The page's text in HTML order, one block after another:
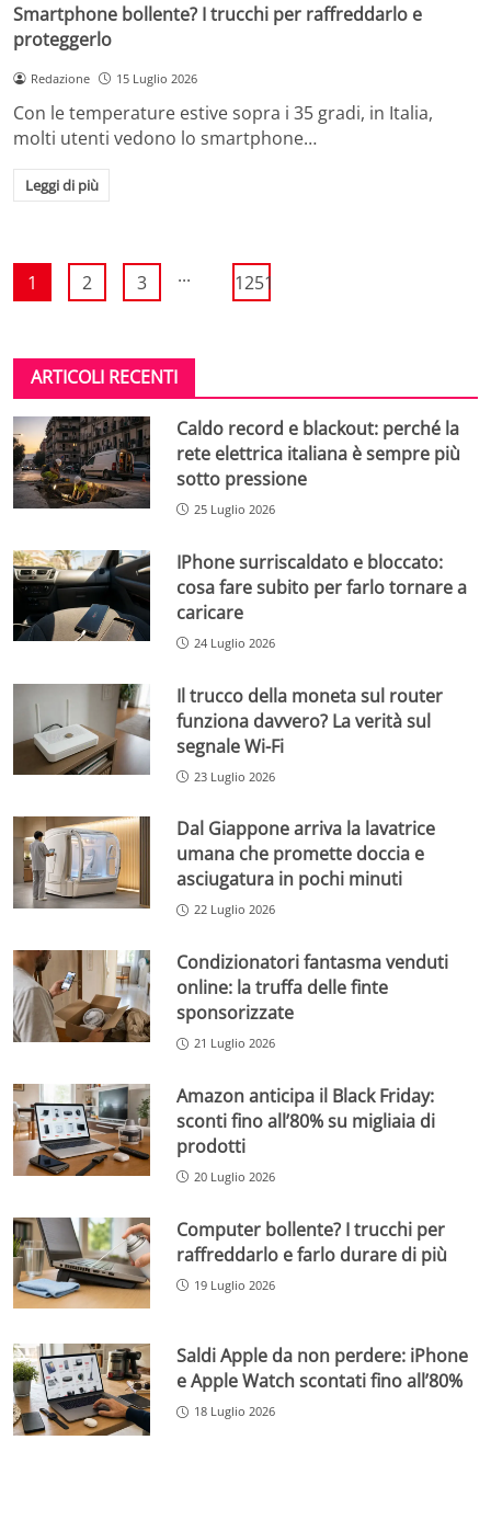
Smartphone bollente? I trucchi per raffreddarlo e
proteggerlo
Redazione 15 Luglio 2026
Con le temperature estive sopra i 35 gradi, in Italia,
molti utenti vedono lo smartphone…
Leggi di più
1 2 3 ... 1251
ARTICOLI RECENTI
Caldo record e blackout: perché la
rete elettrica italiana è sempre più
sotto pressione
25 Luglio 2026
IPhone surriscaldato e bloccato:
cosa fare subito per farlo tornare a
caricare
24 Luglio 2026
Il trucco della moneta sul router
funziona davvero? La verità sul
segnale Wi-Fi
23 Luglio 2026
Dal Giappone arriva la lavatrice
umana che promette doccia e
asciugatura in pochi minuti
22 Luglio 2026
Condizionatori fantasma venduti
online: la truffa delle finte
sponsorizzate
21 Luglio 2026
Amazon anticipa il Black Friday:
sconti fino all’80% su migliaia di
prodotti
20 Luglio 2026
Computer bollente? I trucchi per
raffreddarlo e farlo durare di più
19 Luglio 2026
Saldi Apple da non perdere: iPhone
e Apple Watch scontati fino all’80%
18 Luglio 2026